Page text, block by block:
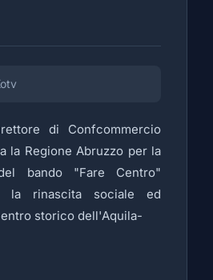
di Confcommercio
la Regione Abruzzo per la
bando "Fare Centro"
la rinascita sociale ed
storico dell'Aquila-